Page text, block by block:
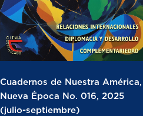
Cuadernos de Nuestra América,
Nueva Época No. 016, 2025
(julio-septiembre)